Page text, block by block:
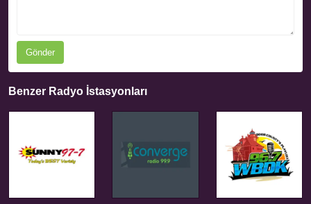
Gönder
Benzer Radyo İstasyonları